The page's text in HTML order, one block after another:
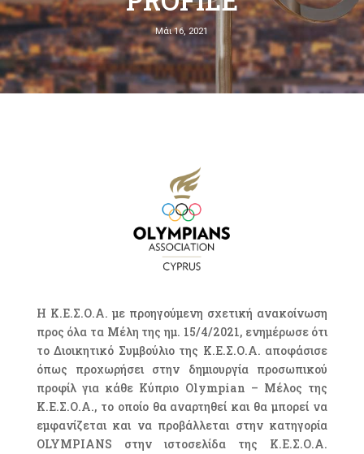
Μάι 16, 2021
Η Κ.Ε.Σ.Ο.Α. με προηγούμενη σχετική ανακοίνωση
προς όλα τα Μέλη της ημ. 15/4/2021, ενημέρωσε ότι
το Διοικητικό Συμβούλιο της Κ.Ε.Σ.Ο.Α. αποφάσισε
όπως προχωρήσει στην δημιουργία προσωπικού
προφίλ για κάθε Κύπριο Olympian – Μέλος της
Κ.Ε.Σ.Ο.Α., το οποίο θα αναρτηθεί και θα μπορεί να
εμφανίζεται και να προβάλλεται στην κατηγορία
OLYMPIANS στην ιστοσελίδα της Κ.Ε.Σ.Ο.Α.